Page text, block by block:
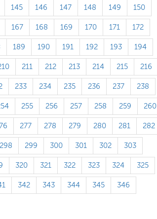
145 146 147 148 149 150
167 168 169 170 171 172
189 190 191 192 193 194
211 212 213 214 215 216
233 234 235 236 237 238
255 256 257 258 259 260
277 278 279 280 281 282
298 299 300 301 302 303
320 321 322 323 324 325
342 343 344 345 346